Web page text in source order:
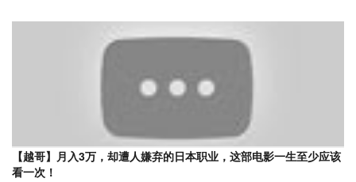
【越哥】月入3万，却遭人嫌弃的日本职业，这部电影一生至少应该
看一次！